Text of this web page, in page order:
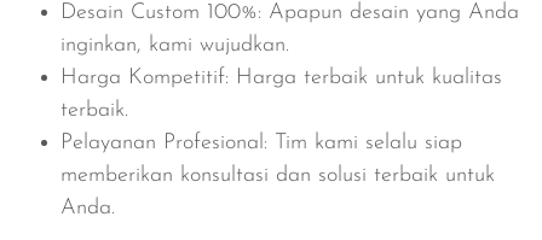
Desain Custom 100%: Apapun desain yang Anda
inginkan, kami wujudkan.
Harga Kompetitif: Harga terbaik untuk kualitas
terbaik.
Pelayanan Profesional: Tim kami selalu siap
memberikan konsultasi dan solusi terbaik untuk
Anda.